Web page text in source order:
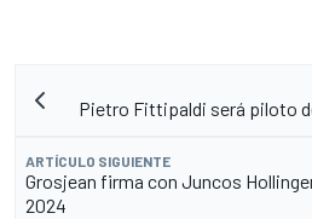
Pietro Fittipaldi será piloto
ARTÍCULO SIGUIENTE
Grosjean firma con Juncos
2024